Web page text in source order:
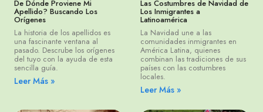
De Dónde Proviene Mi
Apellido? Buscando Los
Orígenes
La historia de los apellidos es
una fascinante ventana al
pasado. Descrube los orígenes
del tuyo con la ayuda de esta
sencilla guía.
Leer Más »
Las Costumbres de Navidad de
Los Inmigrantes a
Latinoamérica
La Navidad une a las
comunidades inmigrantes en
América Latina, quienes
combinan las tradiciones de sus
países con las costumbres
locales.
Leer Más »